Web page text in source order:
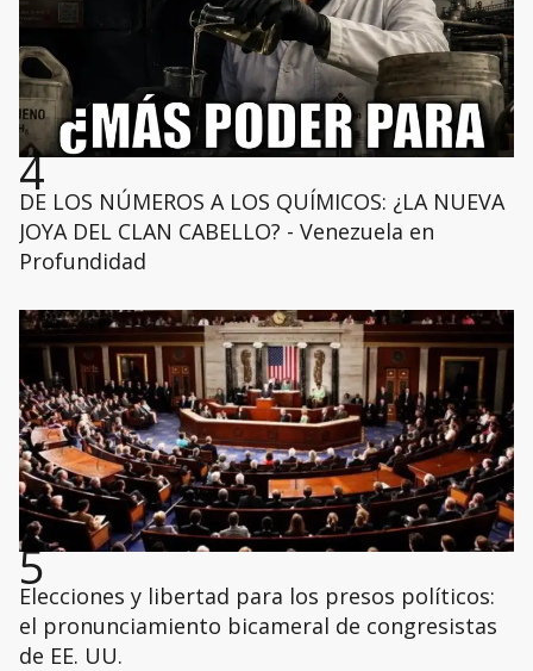
4
DE LOS NÚMEROS A LOS QUÍMICOS: ¿LA NUEVA
JOYA DEL CLAN CABELLO? - Venezuela en
Profundidad
5
Elecciones y libertad para los presos políticos:
el pronunciamiento bicameral de congresistas
de EE. UU.